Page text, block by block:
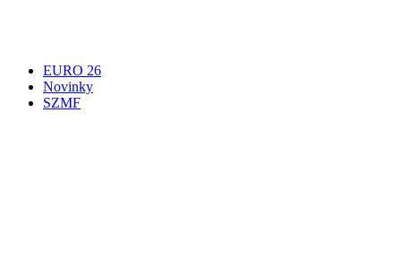
EURO 26
Novinky
SZMF